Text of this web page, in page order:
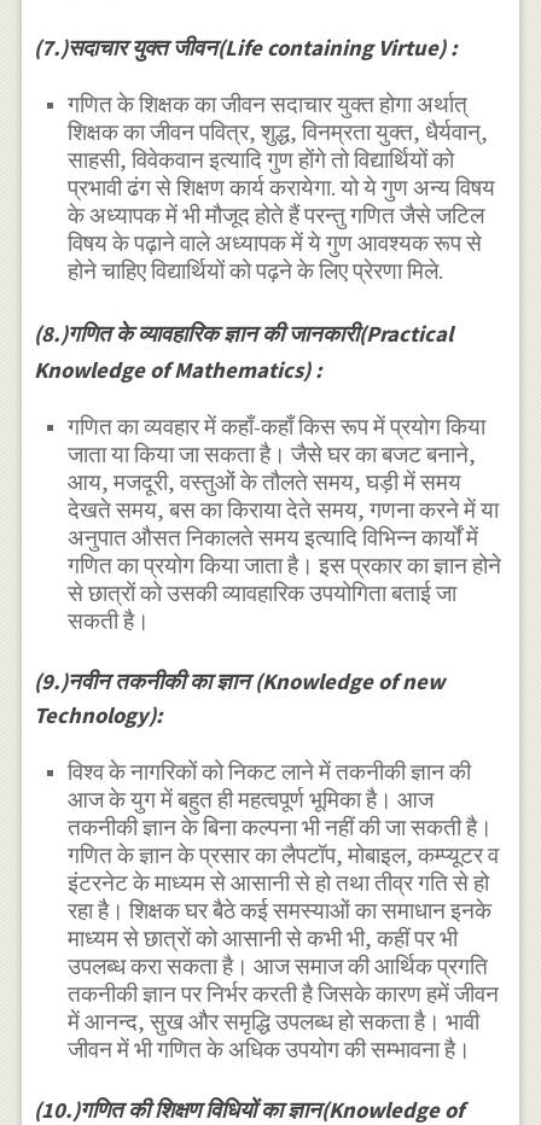
(7.)सदाचार युक्त जीवन(Life containing Virtue) :
गणित के शिक्षक का जीवन सदाचार युक्त होगा अर्थात्
शिक्षक का जीवन पवित्र, शुद्ध, विनम्रता युक्त, धैर्यवान्,
साहसी, विवेकवान इत्यादि गुण होंगे तो विद्यार्थियों को
प्रभावी ढंग से शिक्षण कार्य करायेगा. यो ये गुण अन्य विषय
के अध्यापक में भी मौजूद होते हैं परन्तु गणित जैसे जटिल
विषय के पढ़ाने वाले अध्यापक में ये गुण आवश्यक रूप से
होने चाहिए विद्यार्थियों को पढ़ने के लिए प्रेरणा मिले.
(8.)गणित के व्यावहारिक ज्ञान की जानकारी(Practical
Knowledge of Mathematics) :
गणित का व्यवहार में कहाँ-कहाँ किस रूप में प्रयोग किया
जाता या किया जा सकता है। जैसे घर का बजट बनाने,
आय, मजदूरी, वस्तुओं के तौलते समय, घड़ी में समय
देखते समय, बस का किराया देते समय, गणना करने में या
अनुपात औसत निकालते समय इत्यादि विभिन्न कार्यों में
गणित का प्रयोग किया जाता है। इस प्रकार का ज्ञान होने
से छात्रों को उसकी व्यावहारिक उपयोगिता बताई जा
सकती है।
(9.)नवीन तकनीकी का ज्ञान (Knowledge of new
Technology):
विश्व के नागरिकों को निकट लाने में तकनीकी ज्ञान की
आज के युग में बहुत ही महत्वपूर्ण भूमिका है। आज
तकनीकी ज्ञान के बिना कल्पना भी नहीं की जा सकती है।
गणित के ज्ञान के प्रसार का लैपटॉप, मोबाइल, कम्प्यूटर व
इंटरनेट के माध्यम से आसानी से हो तथा तीव्र गति से हो
रहा है। शिक्षक घर बैठे कई समस्याओं का समाधान इनके
माध्यम से छात्रों को आसानी से कभी भी, कहीं पर भी
उपलब्ध करा सकता है। आज समाज की आर्थिक प्रगति
तकनीकी ज्ञान पर निर्भर करती है जिसके कारण हमें जीवन
में आनन्द, सुख और समृद्धि उपलब्ध हो सकता है। भावी
जीवन में भी गणित के अधिक उपयोग की सम्भावना है।
(10.)गणित की शिक्षण विधियों का ज्ञान(Knowledge of